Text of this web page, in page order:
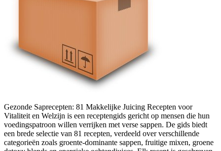
Gezonde Saprecepten: 81 Makkelijke Juicing Recepten voor
Vitaliteit en Welzijn is een receptengids gericht op mensen die hun
voedingspatroon willen verrijken met verse sappen. De gids biedt
een brede selectie van 81 recepten, verdeeld over verschillende
categorieën zoals groente-dominante sappen, fruitige mixen, groene